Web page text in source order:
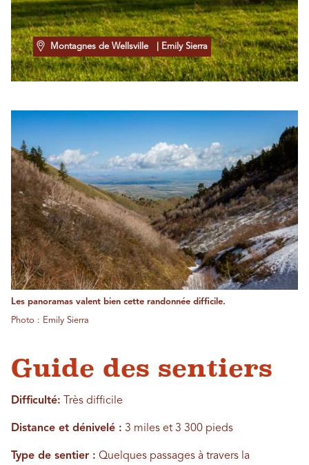
Montagnes de Wellsville | Emily Sierra
Les panoramas valent bien cette randonnée difficile.
Photo : Emily Sierra
Guide des sentiers
Difficulté: Très difficile
Distance et dénivelé : 3 miles et 3 300 pieds
Type de sentier : Quelques passages à travers la